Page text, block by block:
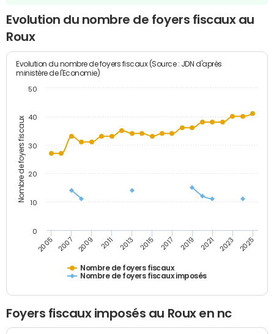
Evolution du nombre de foyers fiscaux au
Roux
Nombre de foyers fiscaux
Evolution du nombre de foyers fiscaux (Source : JDN d'après
ministère de l'Economie)
Nombre de foyers fiscaux
Nombre de foyers fiscaux imposés
2005 2007 2009 2011 2013 2015 2017 2019 2021 2023 2025
0
10
20
30
40
50
Foyers fiscaux imposés au Roux en nc